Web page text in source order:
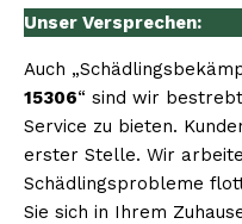
Unser Versprechen:
Auch
15306“ sind wir
Service zu bieten.
erster Stelle. Wir
Schädlingsprobleme
Sie sich in Ihrem